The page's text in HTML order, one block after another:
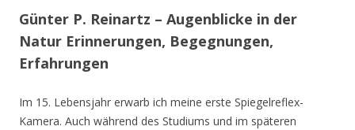
Günter P. Reinartz – Augenblicke in der
Natur Erinnerungen, Begegnungen,
Erfahrungen
Im 15. Lebensjahr erwarb ich meine erste Spiegelreflex-
Kamera. Auch während des Studiums und im späteren